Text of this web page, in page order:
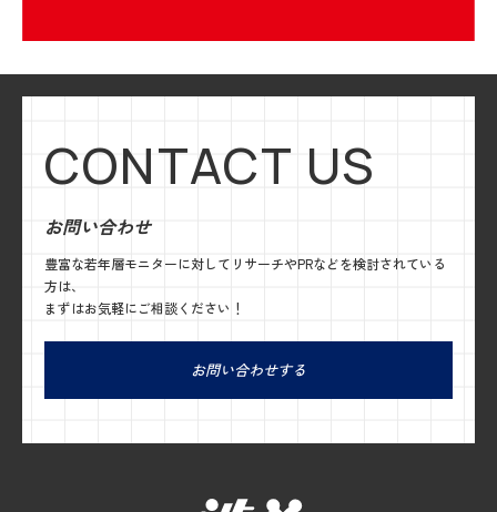
CONTACT US
お問い合わせ
豊富な若年層モニターに対してリサーチやPRなどを検討されている
方は、
まずはお気軽にご相談ください！
お問い合わせする